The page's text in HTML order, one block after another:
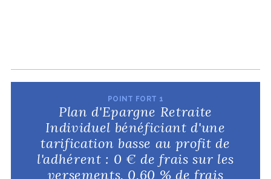
POINT FORT 1
Plan d'Epargne Retraite
Individuel bénéficiant d'une
tarification basse au profit de
l'adhérent : 0 € de frais sur les
versements, 0,60 % de frais